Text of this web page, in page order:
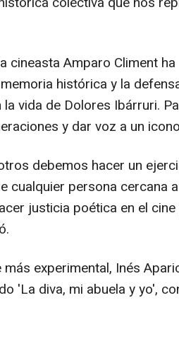
cineasta Amparo Climent
histórica y la
vida de Dolores Ibárruri.
y dar voz a un
debemos hacer un
cualquier persona cercana
justicia poética en el
experimental, Inés
'La diva, mi abuela y yo',